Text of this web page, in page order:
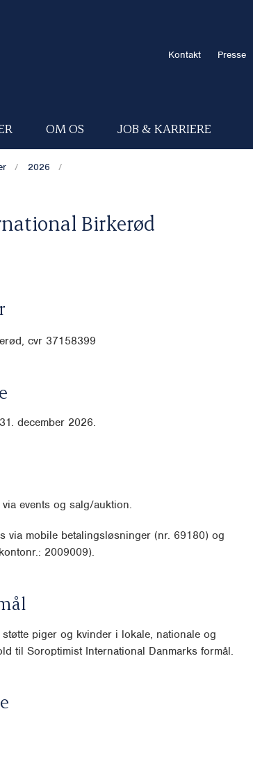
Kontakt Presse
OM OS JOB & KARRIERE
2026
Birkerød
cvr 37158399
december 2026.
events og salg/auktion.
via mobile betalingsløsninger (nr. 69180) og
2009009).
piger og kvinder i lokale, nationale og
til Soroptimist International Danmarks formål.